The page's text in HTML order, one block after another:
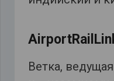
Ветка,